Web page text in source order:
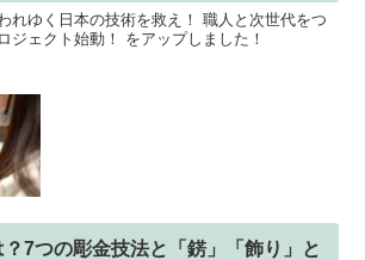
れゆく日本の技術を救え！ 職人と次世代をつ
ジェクト始動！ をアップしました！
7つの彫金技法と「錺」「飾り」と